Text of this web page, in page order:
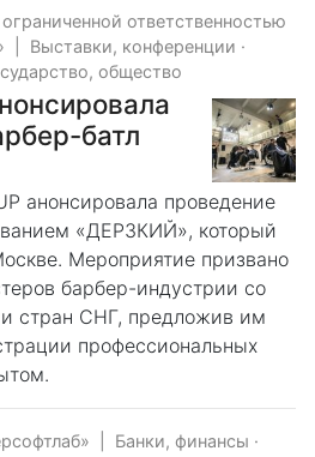
ответственностью
Выставки, конференции ·
общество
батл
анонсировала проведение
«ДЕРЗКИЙ», который
Мероприятие призвано
барбер-индустрии со
и стран СНГ, предложив им
профессиональных
Банки, финансы ·